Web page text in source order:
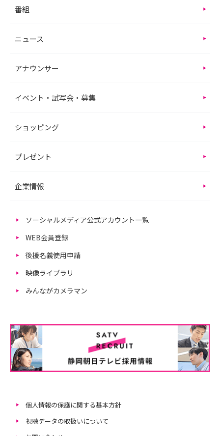
番組
ニュース
アナウンサー
イベント・試写会・募集
ショッピング
プレゼント
企業情報
ソーシャルメディア公式アカウント一覧
WEB会員登録
後援名義使用申請
映像ライブラリ
みんながカメラマン
個人情報の保護に関する基本方針
視聴データの取扱いについて